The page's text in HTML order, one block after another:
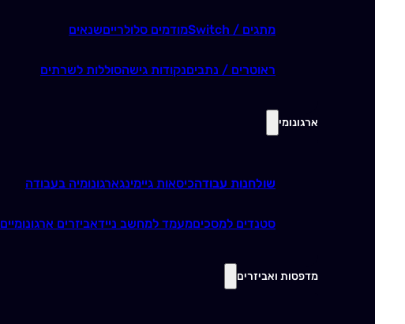
מתגים / Switch מודמים סלולרייםשנאים
ראוטרים / נתביםנקודות גישהסוללות לשרתים
ארגונומי
שולחנות עבודהכיסאות גיימינגארגונומיה בעבודה
סטנדים למסכיםמעמד למחשב ניידאביזרים ארגונומיים
מדפסות ואביזרים